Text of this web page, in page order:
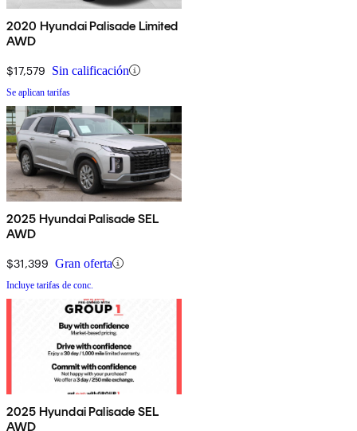
2020 Hyundai Palisade Limited
AWD
$17,579 Sin calificación
Se aplican tarifas
2025 Hyundai Palisade SEL
AWD
$31,399 Gran oferta
Incluye tarifas de conc.
2025 Hyundai Palisade SEL
AWD